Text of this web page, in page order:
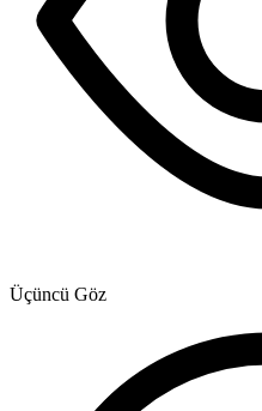
Üçüncü Göz